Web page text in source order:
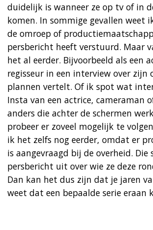
duidelijk is wanneer ze op tv of in
komen. In sommige gevallen weet
de omroep of
persbericht heeft verstuurd. Maar
het al eerder. Bijvoorbeeld als een
regisseur in een interview over zijn
plannen vertelt. Of ik spot wat
Insta van een actrice, cameraman
anders die achter de schermen
probeer er zoveel mogelijk te
ik het zelfs nog eerder, omdat er
is aangevraagd bij de overheid. Die
persbericht uit over wie ze deze
Dan kan het dus zijn dat je jaren
weet dat een bepaalde serie eraan